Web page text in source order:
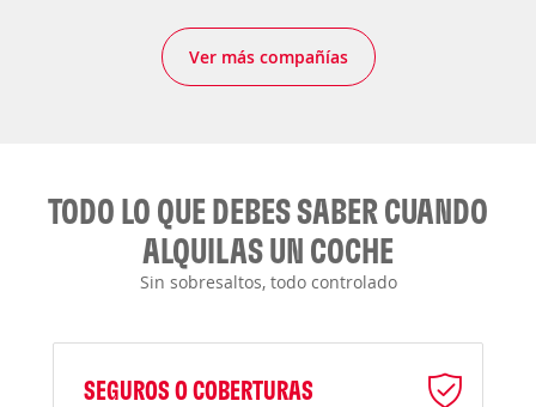
Ver más compañías
TODO LO QUE DEBES SABER CUANDO
ALQUILAS UN COCHE
Sin sobresaltos, todo controlado
SEGUROS O COBERTURAS